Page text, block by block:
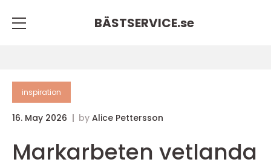
BÄSTSERVICE.se
inspiration
16. May 2026 by Alice Pettersson
Markarbeten vetlanda